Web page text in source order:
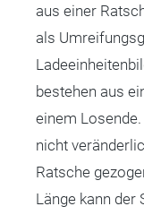
aus einer
als
bestehen aus
einem
nicht
Ratsche
Länge kann der